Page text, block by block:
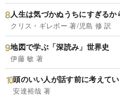
人生は気づかぬうちにすぎるか
クリス・ギレボー 著/児島 修 訳
地図で学ぶ「深読み」世界史
伊藤 敏 著
頭のいい人が話す前に考えて
安達裕哉 著